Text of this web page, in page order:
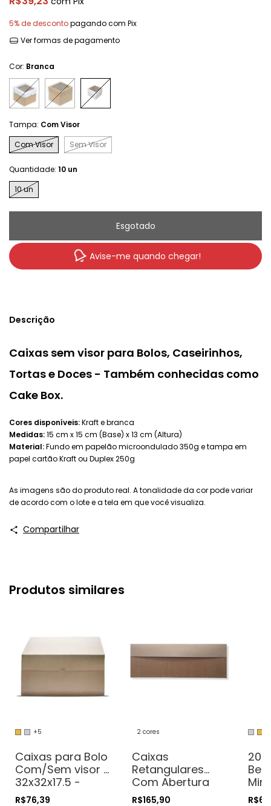
5% de descontopagando com Pix
Ver formas de pagamento
Cor: Branca
Tampa: Com Visor
Com Visor
Sem Visor
Quantidade: 10 un
10 un
Avise-me quando chegar!
Descrição
Caixas sem visor para Bolos, Caseirinhos,
Tortas e Doces - Também conhecidas como
Cake Box.
Cores disponíveis:Kraft e branca
Medidas:15 cm x 15 cm (Base) x 13 cm (Altura)
Material:Fundo em papelão microondulado 350g e tampa em
papel cartão Kraft ou Duplex 250g
As imagens são do produto real. A tonalidade da cor pode variar
de acordo com o lote e a tela em que você visualiza.
Compartilhar
Produtos similares
+5
Caixas para Bolo
Com/Sem visor -
32x32x17.5 -
Pratos de até
R$76,39
2 cores
Caixas
Retangulares
Com Abertura
Lateral para Bolo
R$165,90
20